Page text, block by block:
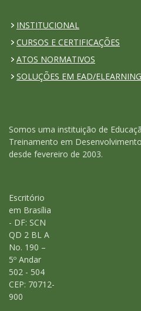
INSTITUCIONAL
CURSOS E CERTIFICAÇÕES
ATOS NORMATIVOS
SOLUÇÕES EM EAD/ELEARNING
Somos uma instituição de
Treinamento em
desde fevereiro de 2003.
Escritório
em Brasília
- DF: SCN
QD 2 BL A
No. 190 –
5º Andar
502 - 504
CEP: 70712-
900